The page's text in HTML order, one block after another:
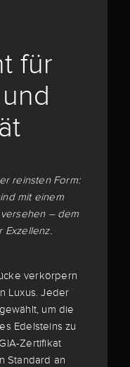
für
reinsten Form:
mit einem
– dem
Exzellenz.
verkörpern
Luxus. Jeder
um die
Edelsteins zu
Zertifikat
Standard an